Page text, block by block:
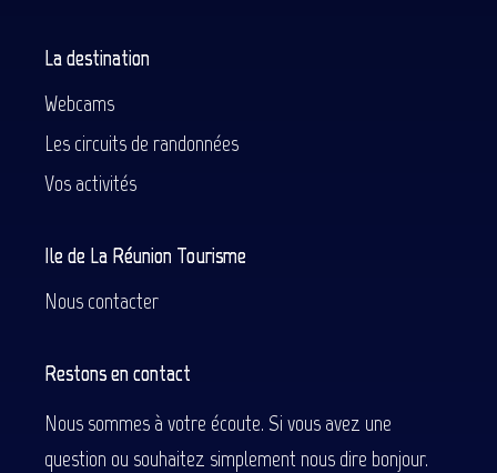
La destination
Webcams
Les circuits de randonnées
Vos activités
Ile de La Réunion Tourisme
Nous contacter
Restons en contact
Nous sommes à votre écoute. Si vous avez une
question ou souhaitez simplement nous dire bonjour.